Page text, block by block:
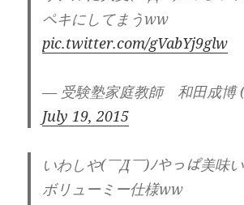
ペキにしてまうww
pic.twitter.com/gVabYj9glw
— 受験塾家庭教師 和田成博
July 19, 2015
いわしや(￣Д￣)ﾉやっぱ美味
ボリューミー仕様ww